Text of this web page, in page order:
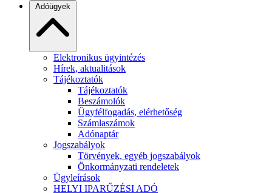
Adóügyek
Elektronikus ügyintézés
Hírek, aktualitások
Tájékoztatók
Tájékoztatók
Beszámolók
Ügyfélfogadás, elérhetőség
Számlaszámok
Adónaptár
Jogszabályok
Törvények, egyéb jogszabályok
Önkormányzati rendeletek
Ügyleírások
HELYI IPARŰZÉSI ADÓ